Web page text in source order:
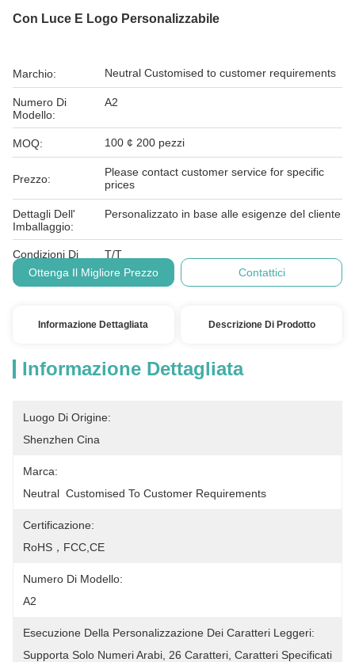
Con Luce E Logo Personalizzabile
Marchio: Neutral Customised to customer requirements
Numero Di
Modello:
A2
MOQ: 100 ¢ 200 pezzi
Prezzo:
Please contact customer service for specific
prices
Dettagli Dell'
Imballaggio:
Personalizzato in base alle esigenze del cliente
Condizioni Di
Pagamento:
T/T
Ottenga Il Migliore Prezzo
Contattici
Informazione Dettagliata Descrizione Di Prodotto
Informazione Dettagliata
Luogo Di Origine:
Shenzhen Cina
Marca:
Neutral  Customised To Customer Requirements
Certificazione:
RoHS，FCC,CE
Numero Di Modello:
A2
Esecuzione Della Personalizzazione Dei Caratteri Leggeri:
Supporta Solo Numeri Arabi, 26 Caratteri, Caratteri Specificati